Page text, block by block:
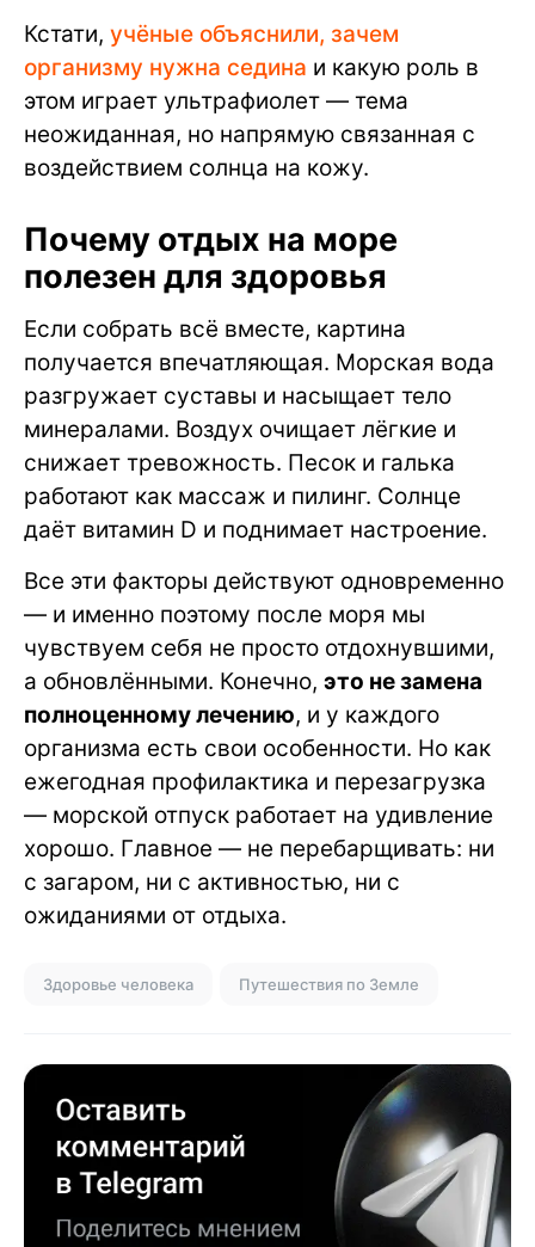
Кстати, учёные объяснили, зачем
организму нужна седина и какую роль в
этом играет ультрафиолет — тема
неожиданная, но напрямую связанная с
воздействием солнца на кожу.
Почему отдых на море
полезен для здоровья
Если собрать всё вместе, картина
получается впечатляющая. Морская вода
разгружает суставы и насыщает тело
минералами. Воздух очищает лёгкие и
снижает тревожность. Песок и галька
работают как массаж и пилинг. Солнце
даёт витамин D и поднимает настроение.
Все эти факторы действуют одновременно
— и именно поэтому после моря мы
чувствуем себя не просто отдохнувшими,
а обновлёнными. Конечно, это не замена
полноценному лечению, и у каждого
организма есть свои особенности. Но как
ежегодная профилактика и перезагрузка
— морской отпуск работает на удивление
хорошо. Главное — не перебарщивать: ни
с загаром, ни с активностью, ни с
ожиданиями от отдыха.
Здоровье человека Путешествия по Земле